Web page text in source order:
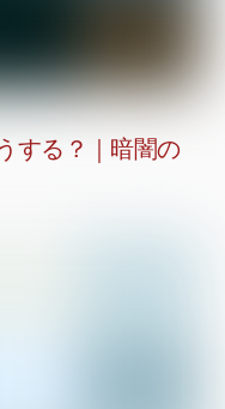
する？｜暗闇の